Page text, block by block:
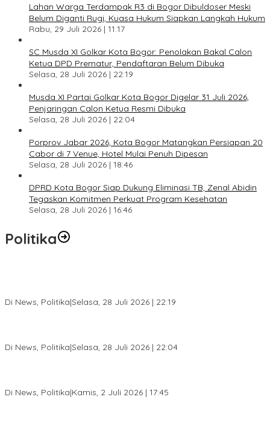
Lahan Warga Terdampak R3 di Bogor Dibuldoser Meski
Belum Diganti Rugi, Kuasa Hukum Siapkan Langkah Hukum
Rabu, 29 Juli 2026 | 11:17
SC Musda XI Golkar Kota Bogor: Penolakan Bakal Calon
Ketua DPD Prematur, Pendaftaran Belum Dibuka
Selasa, 28 Juli 2026 | 22:19
Musda XI Partai Golkar Kota Bogor Digelar 31 Juli 2026,
Penjaringan Calon Ketua Resmi Dibuka
Selasa, 28 Juli 2026 | 22:04
Porprov Jabar 2026, Kota Bogor Matangkan Persiapan 20
Cabor di 7 Venue, Hotel Mulai Penuh Dipesan
Selasa, 28 Juli 2026 | 18:46
DPRD Kota Bogor Siap Dukung Eliminasi TB, Zenal Abidin
Tegaskan Komitmen Perkuat Program Kesehatan
Selasa, 28 Juli 2026 | 16:46
Politika
Di News, Politika|Selasa, 28 Juli 2026 | 22:19
Di News, Politika|Selasa, 28 Juli 2026 | 22:04
Di News, Politika|Kamis, 2 Juli 2026 | 17:45